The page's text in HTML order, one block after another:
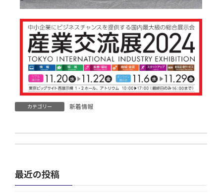
カテゴリー 新着情報
CareTEX’25 2025年2月3～5日（ビッグサイト）に出展しました。
最近の投稿